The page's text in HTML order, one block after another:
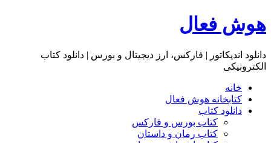
هوش فعال
دانلود اندیکاتور | فارکس، ارز دیجیتال و بورس | دانلود کتاب
الکترونیکی
خانه
کتابخانه هوش فعال
دانلود کتاب
کتاب بورس و فارکس
کتاب رمان و داستان